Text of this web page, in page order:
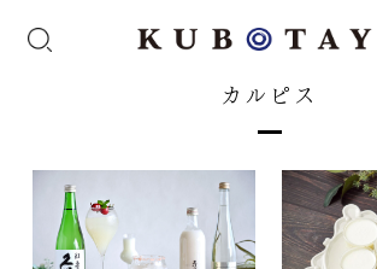
カルピス